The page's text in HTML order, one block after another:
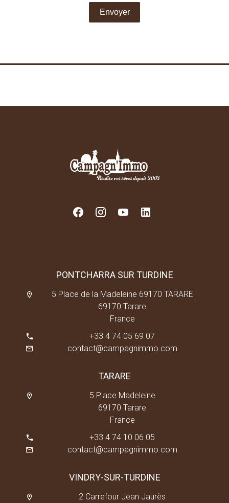
Envoyer
PONTCHARRA SUR TURDINE
5 Place de la Madeleine 69170 TARARE
69170 Tarare
France
+33 4 74 05 69 07
contact@campagnimmo.com
TARARE
5 Place Madeleine
69170 Tarare
France
+33 4 74 10 06 05
contact@campagnimmo.com
VINDRY-SUR-TURDINE
2 Carrefour Jean Jaurès